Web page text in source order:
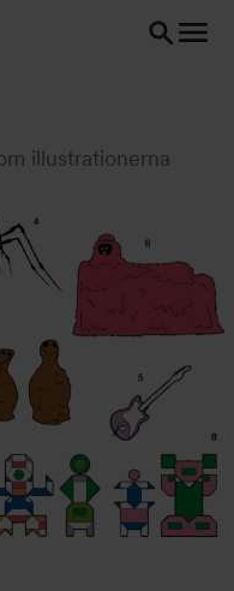
illustrationerna